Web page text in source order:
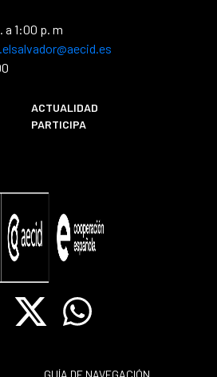
a 1:00 p. m
ACTUALIDAD
PARTICIPA
X Whatsapp